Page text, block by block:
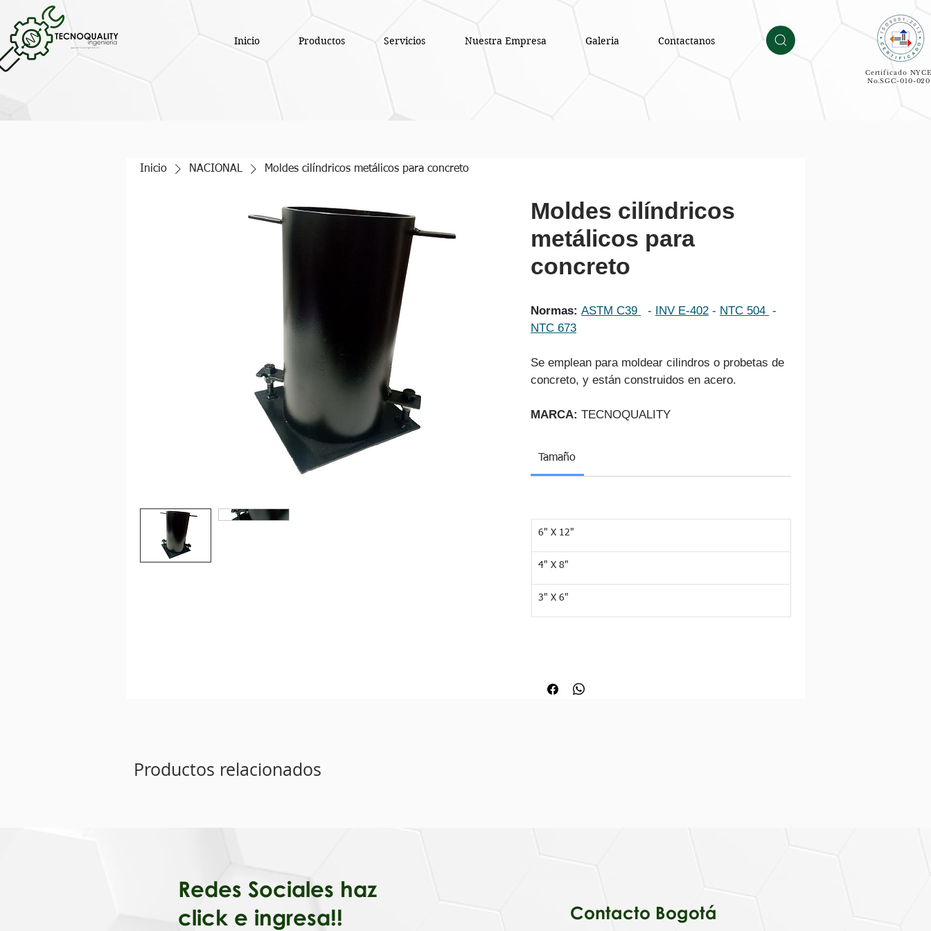
Inicio Productos Servicios Nuestra Empresa Galeria Contactanos
Certificado
No.SGC-010-020
Inicio NACIONAL Moldes cilíndricos metálicos para concreto
Moldes cilíndricos
metálicos para
concreto
Normas: ASTM C39 - INV E-402 - NTC 504 -
NTC 673
Se emplean para moldear cilindros o probetas de
concreto, y están construidos en acero.
MARCA: TECNOQUALITY
Tamaño
6" X 12"
4" X 8"
3" X 6"
Productos relacionados
Redes Sociales haz
click e ingresa!!
Contacto Bogotá